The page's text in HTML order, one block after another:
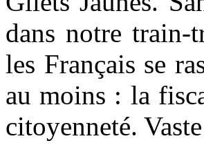
dans notre train-
les Français se
au moins : la
citoyenneté.